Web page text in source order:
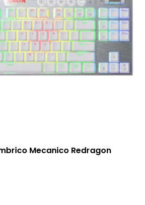
Mecanico Redragon